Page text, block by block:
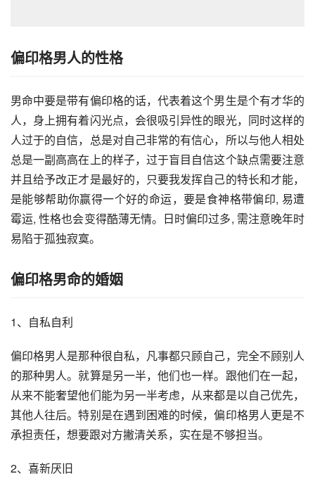
偏印格男人的性格
男命中要是带有偏印格的话，代表着这个男生是个有才华的
人，身上拥有着闪光点，会很吸引异性的眼光，同时这样的
人过于的自信，总是对自己非常的有信心，所以与他人相处
总是一副高高在上的样子，过于盲目自信这个缺点需要注意
并且给予改正才是最好的，只要我发挥自己的特长和才能，
是能够帮助你赢得一个好的命运，要是食神格带偏印, 易遭
霉运, 性格也会变得酷薄无情。日时偏印过多, 需注意晚年时
易陷于孤独寂寞。
偏印格男命的婚姻
1、自私自利
偏印格男人是那种很自私，凡事都只顾自己，完全不顾别人
的那种男人。就算是另一半，他们也一样。跟他们在一起，
从来不能奢望他们能为另一半考虑，从来都是以自己优先，
其他人往后。特别是在遇到困难的时候，偏印格男人更是不
承担责任，想要跟对方撇清关系，实在是不够担当。
2、喜新厌旧